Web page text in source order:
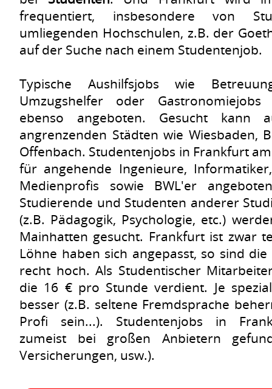
frequentiert, insbesondere von
umliegenden Hochschulen, z.B. der
auf der Suche nach einem Studentenjob.
Typische Aushilfsjobs wie
Umzugshelfer oder
ebenso angeboten. Gesucht kann
angrenzenden Städten wie Wiesbaden,
Offenbach. Studentenjobs in Frankfurt
für angehende Ingenieure,
Medienprofis sowie BWL'er
Studierende und Studenten anderer
(z.B. Pädagogik, Psychologie, etc.)
Mainhatten gesucht. Frankfurt ist zwar
Löhne haben sich angepasst, so sind die
recht hoch. Als Studentischer
die 16 € pro Stunde verdient. Je
besser (z.B. seltene Fremdsprache
Profi sein...). Studentenjobs in
zumeist bei großen Anbietern
Versicherungen, usw.).